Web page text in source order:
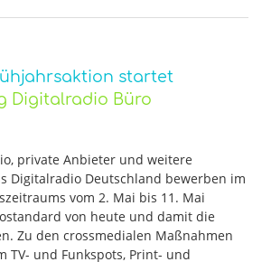
startet
Digitalradio Büro
private Anbieter und weitere
Digitalradio Deutschland bewerben im
vom 2. Mai bis 11. Mai
von heute und damit die
Zu den crossmedialen Maßnahmen
TV- und Funkspots, Print- und